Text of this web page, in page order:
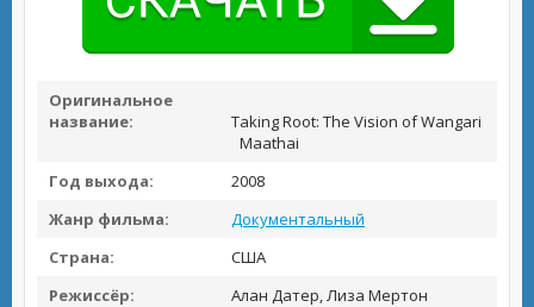
Оригинальное
название:
Taking Root: The Vision of Wangari
Maathai
Год выхода:
2008
Жанр фильма:
Документальный
Страна:
США
Режиссёр:
Алан Датер, Лиза Мертон